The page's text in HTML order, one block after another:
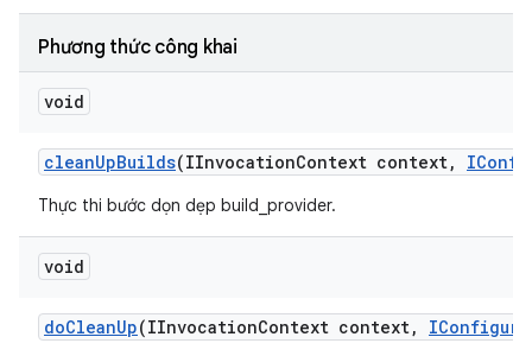
Phương thức công khai
void
cleanUpBuilds(IInvocationContext context,
Thực thi bước dọn dẹp build_provider.
void
doCleanUp(IInvocationContext context,